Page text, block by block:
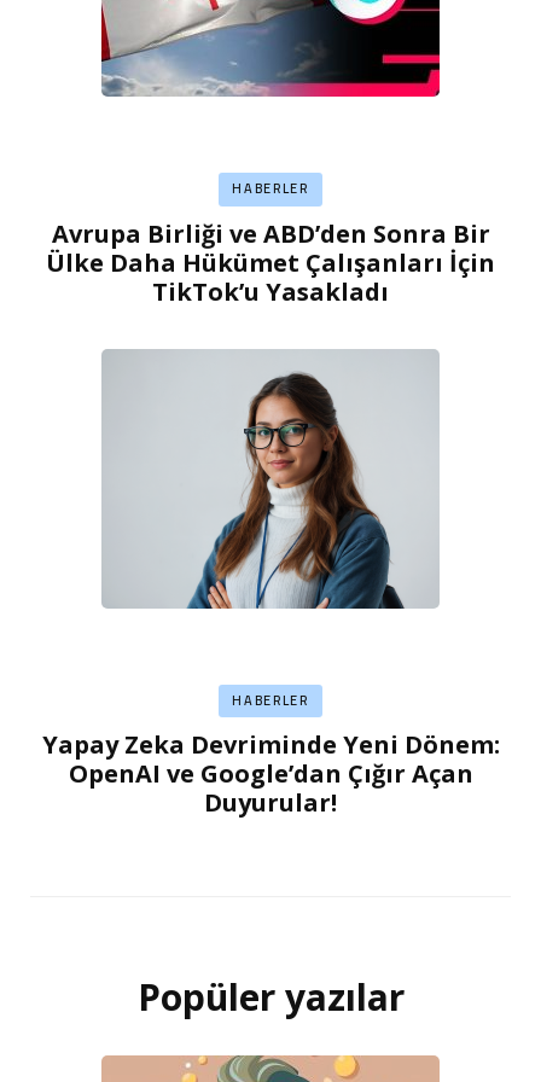
HABERLER
Avrupa Birliği ve ABD’den Sonra Bir
Ülke Daha Hükümet Çalışanları İçin
TikTok’u Yasakladı
HABERLER
Yapay Zeka Devriminde Yeni Dönem:
OpenAI ve Google’dan Çığır Açan
Duyurular!
Popüler yazılar